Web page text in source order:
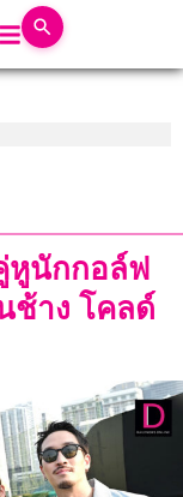
หูนักกอล์ฟ
ช้าง โคลด์